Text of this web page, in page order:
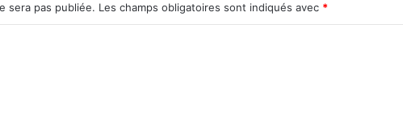
sera pas publiée. Les champs obligatoires sont indiqués avec *